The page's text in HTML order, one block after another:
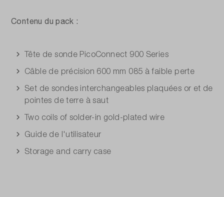
Contenu du pack :
Tête de sonde PicoConnect 900 Series
Câble de précision 600 mm 085 à faible perte
Set de sondes interchangeables plaquées or et de
pointes de terre à saut
Two coils of solder-in gold-plated wire
Guide de l'utilisateur
Storage and carry case